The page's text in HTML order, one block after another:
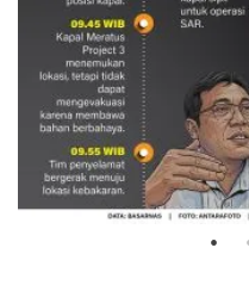
Evakuasi korban
Mutiara Sentosa
3 Agustus 2026